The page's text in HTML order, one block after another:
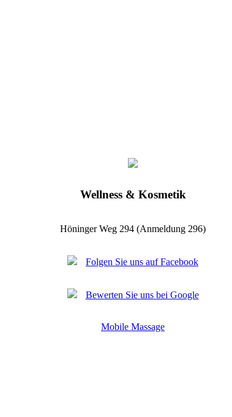
Wellness & Kosmetik
Höninger Weg 294 (Anmeldung 296)
Folgen Sie uns auf Facebook
Bewerten Sie uns bei Google
Mobile Massage